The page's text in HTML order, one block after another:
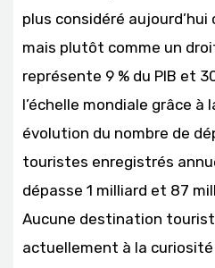
plus considéré
mais plutôt comme un
représente 9 % du PIB et
l’échelle mondiale grâce à
évolution du nombre de
touristes enregistrés
dépasse 1 milliard et 87
Aucune destination
actuellement à la